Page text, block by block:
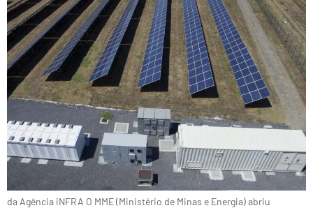
da Agência iNFRA O MME (Ministério de Minas e Energia) abriu